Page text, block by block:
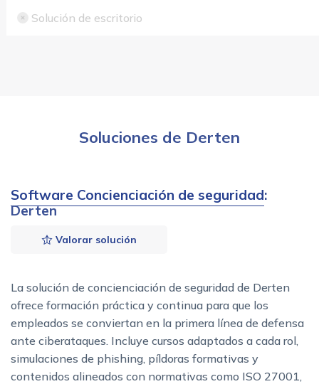
Solución de escritorio
Soluciones de Derten
Software Concienciación de seguridad:
Derten
Valorar solución
La solución de concienciación de seguridad de Derten
ofrece formación práctica y continua para que los
empleados se conviertan en la primera línea de defensa
ante ciberataques. Incluye cursos adaptados a cada rol,
simulaciones de phishing, píldoras formativas y
contenidos alineados con normativas como ISO 27001,